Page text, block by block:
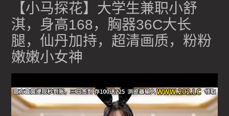
【小马探花】大学生兼职小舒
淇，身高168，胸器36C大长
腿，仙丹加持，超清画质，粉粉
嫩嫩小女神